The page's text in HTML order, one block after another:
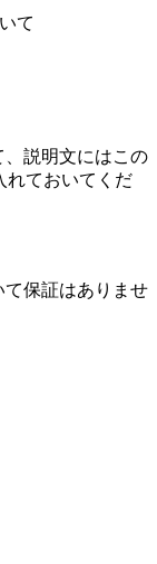
て
説明文にはこの
れておいてくだ
保証はありませ